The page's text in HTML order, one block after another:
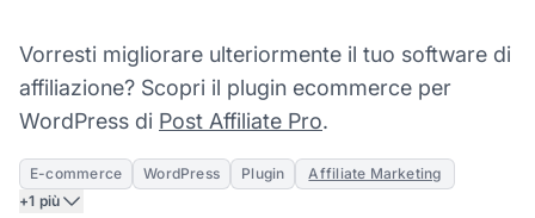
Vorresti migliorare ulteriormente il tuo software di
affiliazione? Scopri il plugin ecommerce per
WordPress di Post Affiliate Pro.
E-commerce WordPress Plugin
Affiliate Marketing
+1 più